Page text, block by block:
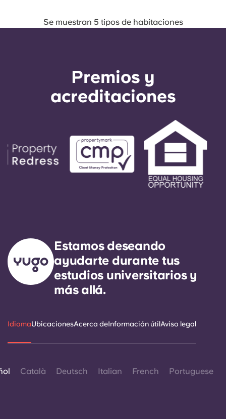
Se muestran 5 tipos de habitaciones
Premios y
acreditaciones
Estamos deseando
ayudarte durante tus
estudios universitarios y
más allá.
IdiomaUbicacionesAcerca deInformación útilAviso legal
Català Deutsch Italian French Portuguese